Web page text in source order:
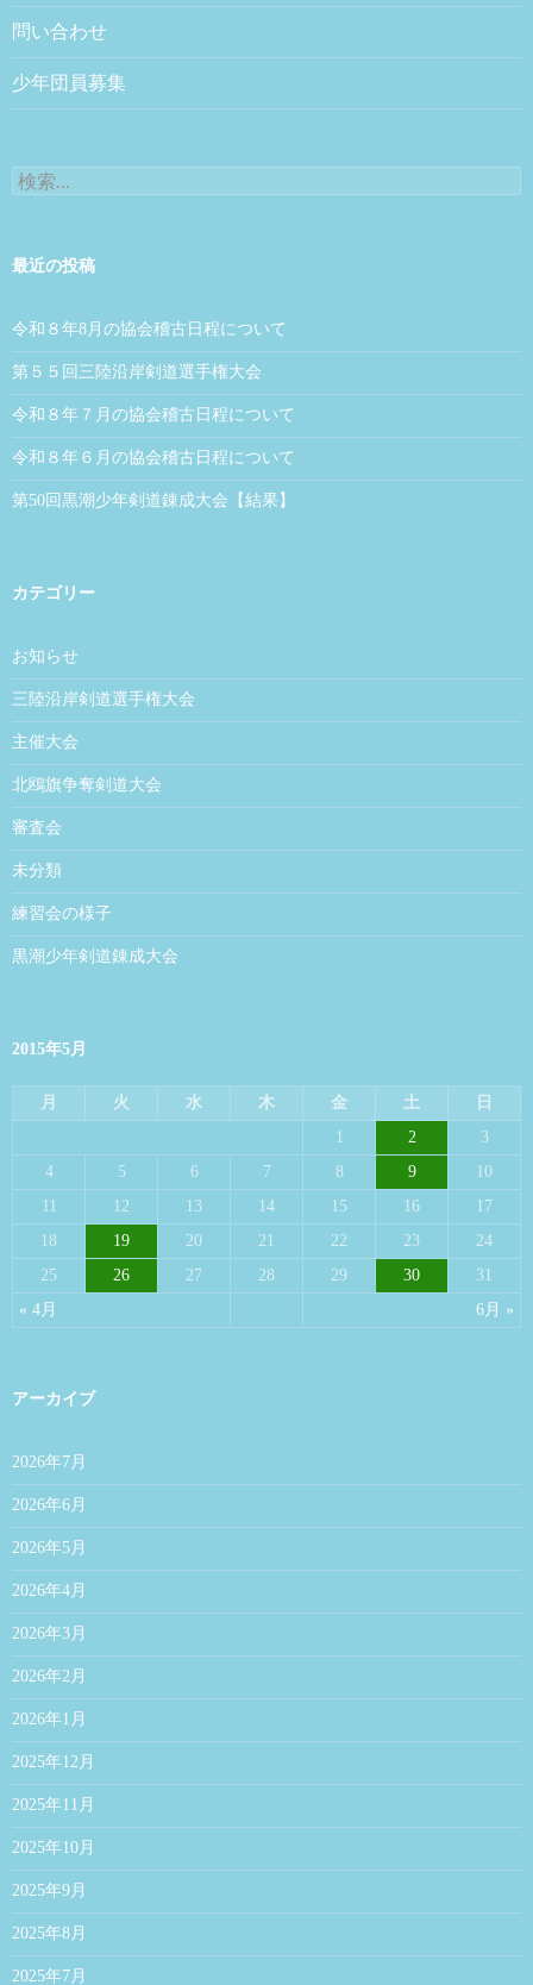
問い合わせ
少年団員募集
検索:
最近の投稿
令和８年8月の協会稽古日程について
第５５回三陸沿岸剣道選手権大会
令和８年７月の協会稽古日程について
令和８年６月の協会稽古日程について
第50回黒潮少年剣道錬成大会【結果】
カテゴリー
お知らせ
三陸沿岸剣道選手権大会
主催大会
北鴎旗争奪剣道大会
審査会
未分類
練習会の様子
黒潮少年剣道錬成大会
2015年5月
月 火 水 木 金 土 日
« 4月 6月 »
1 2
3
4
5 6 7 8 9
10
11
12 13 14 15 16
17
18
19 20 21 22 23
24
25
26 27 28 29 30 31
アーカイブ
2026年7月
2026年6月
2026年5月
2026年4月
2026年3月
2026年2月
2026年1月
2025年12月
2025年11月
2025年10月
2025年9月
2025年8月
2025年7月